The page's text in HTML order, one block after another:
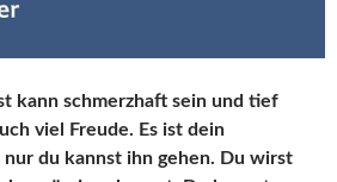
kann schmerzhaft sein und tief
viel Freude. Es ist dein
du kannst ihn gehen. Du wirst